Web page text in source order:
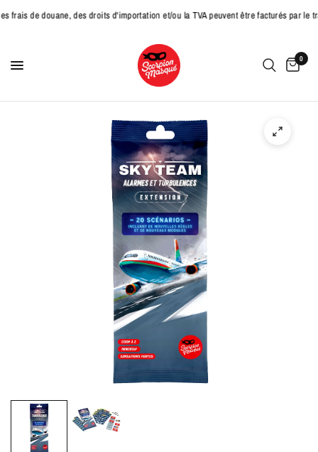
frais de douane, des droits d'importation et/ou la TVA peuvent être facturés par le
0